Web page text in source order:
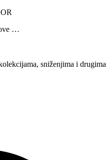
…
sniženjima i drugima